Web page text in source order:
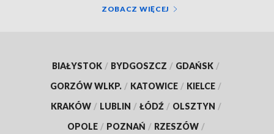
ZOBACZ WIĘCEJ
BIAŁYSTOK / BYDGOSZCZ / GDAŃSK /
GORZÓW WLKP. / KATOWICE / KIELCE /
KRAKÓW / LUBLIN / ŁÓDŹ / OLSZTYN /
OPOLE / POZNAŃ / RZESZÓW /